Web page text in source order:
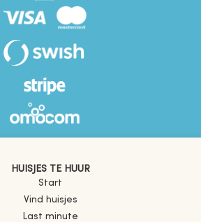
HUISJES TE HUUR
Start
Vind huisjes
Last minute